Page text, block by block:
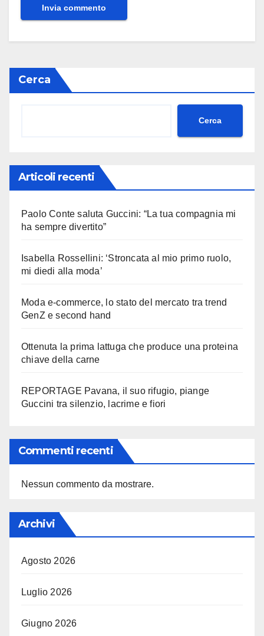
Cerca
Cerca
Articoli recenti
Paolo Conte saluta Guccini: “La tua compagnia mi
ha sempre divertito”
Isabella Rossellini: ‘Stroncata al mio primo ruolo,
mi diedi alla moda’
Moda e-commerce, lo stato del mercato tra trend
GenZ e second hand
Ottenuta la prima lattuga che produce una proteina
chiave della carne
REPORTAGE Pavana, il suo rifugio, piange
Guccini tra silenzio, lacrime e fiori
Commenti recenti
Nessun commento da mostrare.
Archivi
Agosto 2026
Luglio 2026
Giugno 2026